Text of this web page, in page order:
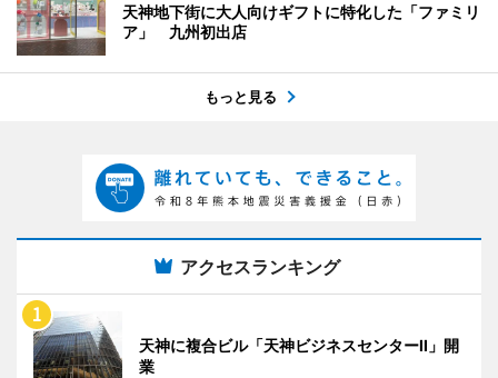
天神地下街に大人向けギフトに特化した「ファミリ
ア」 九州初出店
もっと見る
アクセスランキング
天神に複合ビル「天神ビジネスセンターII」開
業